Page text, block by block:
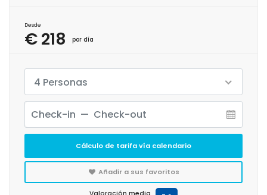
Desde
€ 218 por día
4 Personas
Cálculo de tarifa vía calendario
Añadir a sus favoritos